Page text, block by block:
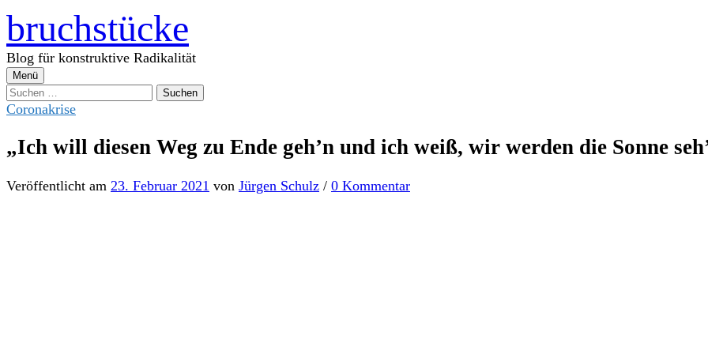
Zum
Inhalt
überspringen
bruchstücke
Blog für konstruktive Radikalität
Menü
Suchen
nach:
Coronakrise
„Ich will diesen Weg zu Ende geh’n und ich weiß, wir werden die Sonne
Veröffentlicht am 23. Februar 2021 von Jürgen Schulz / 0 Kommentar